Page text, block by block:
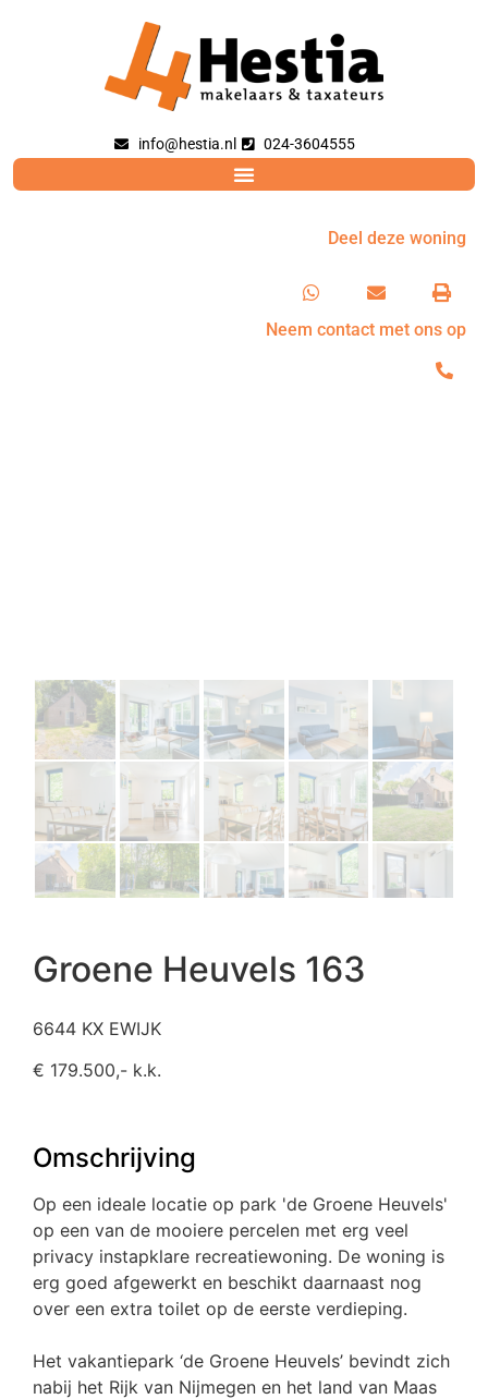
info@hestia.nl 024-3604555
Deel deze woning
Neem contact met ons op
Groene Heuvels 163
6644 KX EWIJK
€ 179.500,- k.k.
Omschrijving
Op een ideale locatie op park 'de Groene Heuvels'
op een van de mooiere percelen met erg veel
privacy instapklare recreatiewoning. De woning is
erg goed afgewerkt en beschikt daarnaast nog
over een extra toilet op de eerste verdieping.
Het vakantiepark ‘de Groene Heuvels’ bevindt zich
nabij het Rijk van Nijmegen en het land van Maas